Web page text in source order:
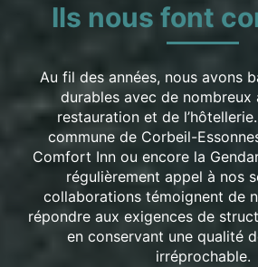
Ils nous font
Au fil des années, nous avons
durables avec de nombreux
restauration et de
commune de Corbeil-
Comfort Inn ou encore la
régulièrement appel à nos
collaborations témoignent de
répondre aux exigences de
en conservant une qualité
irréprochable.